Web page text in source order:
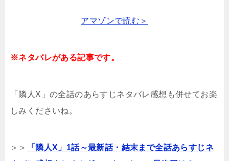
アマゾンで読む＞
※ネタバレがある記事です。
「隣人X」の全話のあらすじネタバレ感想も併せてお楽
しみくださいね。
＞＞
「隣人X」1話～最新話・結末まで全話あらすじネ